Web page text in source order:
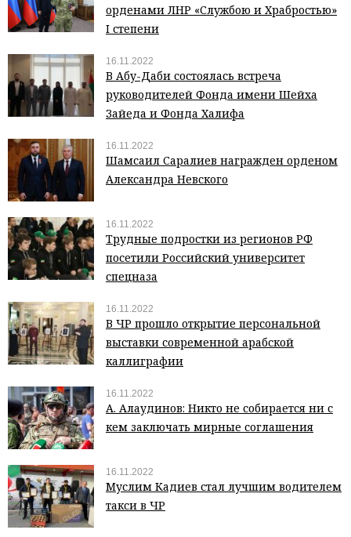
орденами ЛНР «Службою и Храбростью»
I степени
16.11.2022
В Абу-Даби состоялась встреча
руководителей Фонда имени Шейха
Зайеда и Фонда Халифа
16.11.2022
Шамсаил Саралиев награжден орденом
Александра Невского
16.11.2022
Трудные подростки из регионов РФ
посетили Российский университет
спецназа
16.11.2022
В ЧР прошло открытие персональной
выставки современной арабской
каллиграфии
16.11.2022
А. Алаудинов: Никто не собирается ни с
кем заключать мирные соглашения
16.11.2022
Муслим Кадиев стал лучшим водителем
такси в ЧР